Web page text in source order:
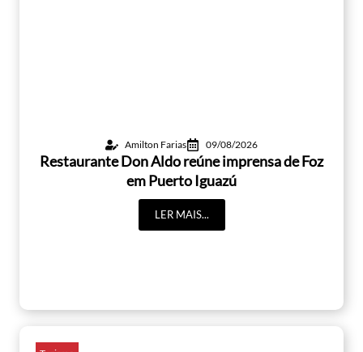
Amilton Farias 09/08/2026
Restaurante Don Aldo reúne imprensa de Foz
em Puerto Iguazú
LER MAIS...